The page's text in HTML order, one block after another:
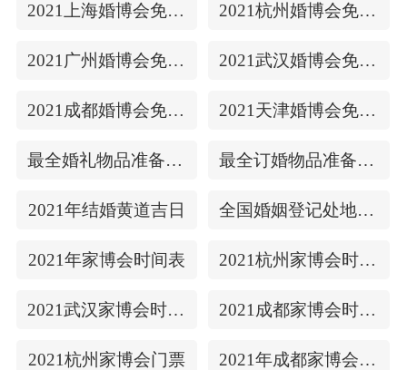
2021上海婚博会免费门票 2021杭州婚博会免费门票
2021广州婚博会免费门票 2021武汉婚博会免费门票
2021成都婚博会免费门票 2021天津婚博会免费门票
最全婚礼物品准备清单 最全订婚物品准备清单
2021年结婚黄道吉日 全国婚姻登记处地址/上下时间
2021年家博会时间表 2021杭州家博会时间表
2021武汉家博会时间表 2021成都家博会时间表
2021杭州家博会门票 2021年成都家博会门票